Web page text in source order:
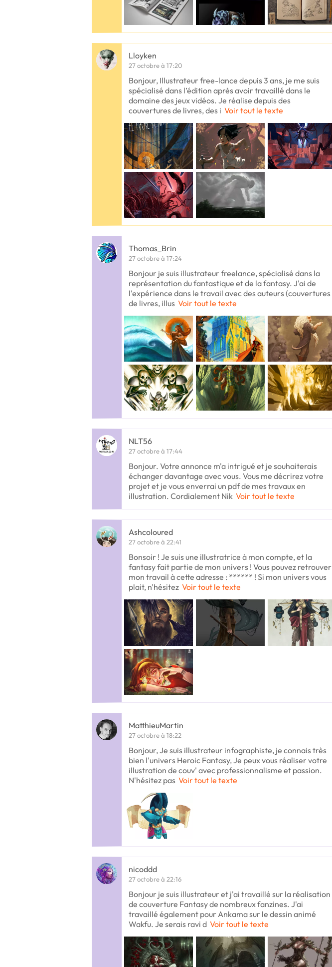
Lloyken
27 octobre à 17:20
Bonjour, Illustrateur free-lance depuis 3 ans, je me suis
spécialisé dans l’édition après avoir travaillé dans le
domaine des jeux vidéos. Je réalise depuis des
couvertures de livres, des i Voir tout le texte
Thomas_Brin
27 octobre à 17:24
Bonjour je suis illustrateur freelance, spécialisé dans la
représentation du fantastique et de la fantasy. J'ai de
l'expérience dans le travail avec des auteurs (couvertures
de livres, illus Voir tout le texte
NLT56
27 octobre à 17:44
Bonjour. Votre annonce m'a intrigué et je souhaiterais
échanger davantage avec vous. Vous me décrirez votre
projet et je vous enverrai un pdf de mes travaux en
illustration. Cordialement Nik Voir tout le texte
Ashcoloured
27 octobre à 22:41
Bonsoir ! Je suis une illustratrice à mon compte, et la
fantasy fait partie de mon univers ! Vous pouvez retrouver
mon travail à cette adresse : ****** ! Si mon univers vous
plait, n'hésitez Voir tout le texte
MatthieuMartin
27 octobre à 18:22
Bonjour, Je suis illustrateur infographiste, je connais très
bien l'univers Heroic Fantasy, Je peux vous réaliser votre
illustration de couv' avec professionnalisme et passion.
N'hésitez pas Voir tout le texte
nicoddd
27 octobre à 22:16
Bonjour je suis illustrateur et j'ai travaillé sur la réalisation
de couverture Fantasy de nombreux fanzines. J'ai
travaillé également pour Ankama sur le dessin animé
Wakfu. Je serais ravi d Voir tout le texte